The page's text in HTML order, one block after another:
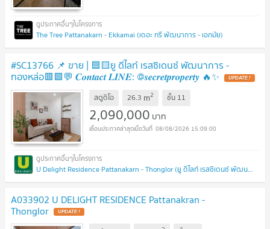
The Tree Pattanakarn - Ekkamai (เดอะ ทรี พัฒนาการ - เอกมัย)
#SC13766​​ 📌 ขาย | 🟦🟨ยู ดีไลท์ เรสซิเดนซ์ พัฒนาการ -
ทองหล่อ​🟥🟩💬 𝑪𝒐𝒏𝒕𝒂𝒄𝒕 𝑳𝑰𝑵𝑬: @𝒔𝒆𝒄𝒓𝒆𝒕𝒑𝒓𝒐𝒑𝒆𝒓𝒕𝒚 🔥✨ UPDATE !
สตูดิโอ 26.3 m2 ชั้น 11
2,090,000 บาท
08/08/2026 15:09:00
U Delight Residence Pattanakarn - Thonglor (ยู ดีไลท์ เรสซิเดนซ์ พัฒนาการ - ทองหล่อ)
A033902 U DELIGHT RESIDENCE Pattanakran -
Thonglor UPDATE !